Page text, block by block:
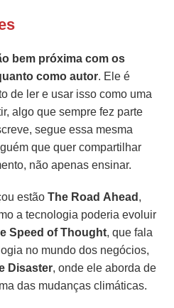
bem próxima com os
como autor. Ele é
de ler e usar isso como uma
algo que sempre fez parte
segue essa mesma
que quer compartilhar
não apenas ensinar.
estãoThe Road Ahead,
a tecnologia poderia evoluir
Speed of Thought, que fala
no mundo dos negócios,
Disaster, onde ele aborda de
das mudanças climáticas.